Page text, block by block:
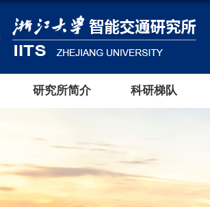
研究所简介 科研梯队